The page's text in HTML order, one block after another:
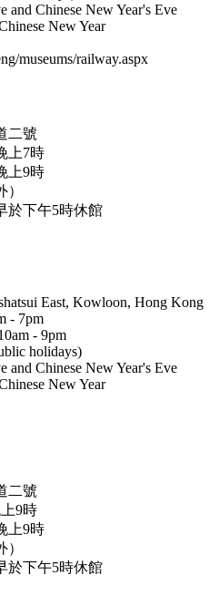
and Chinese New Year's Eve
New Year
museums/railway.aspx
二號
上7時
上9時
於下午5時休館
East, Kowloon, Hong Kong
- 7pm
- 9pm
holidays)
and Chinese New Year's Eve
New Year
二號
9時
上9時
於下午5時休館